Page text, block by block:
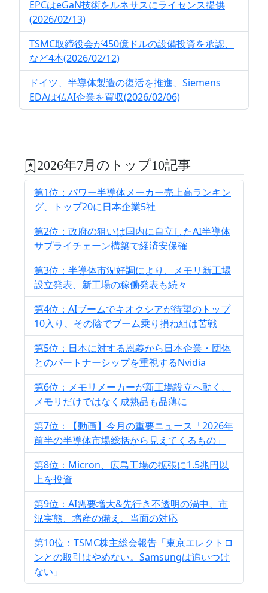
EPCはeGaN技術をルネサスにライセンス提供
(2026/02/13)
TSMC取締役会が450億ドルの設備投資を承認、
など4本(2026/02/12)
ドイツ、半導体製造の復活を推進、Siemens
EDAは仏AI企業を買収(2026/02/06)
2026年7月のトップ10記事
第1位：パワー半導体メーカー売上高ランキン
グ、トップ20に日本企業5社
第2位：政府の狙いは国内に自立したAI半導体
サプライチェーン構築で経済安保確
第3位：半導体市況好調により、メモリ新工場
設立発表、新工場の稼働発表も続々
第4位：AIブームでキオクシアが待望のトップ
10入り、その陰でブーム乗り損ね組は苦戦
第5位：日本に対する恩義から日本企業・団体
とのパートナーシップを重視するNvidia
第6位：メモリメーカーが新工場設立へ動く、
メモリだけではなく成熟品も品薄に
第7位：【動画】今月の重要ニュース「2026年
前半の半導体市場総括から見えてくるもの」
第8位：Micron、広島工場の拡張に1.5兆円以
上を投資
第9位：AI需要増大&先行き不透明の渦中、市
況実態、増産の備え、当面の対応
第10位：TSMC株主総会報告「東京エレクトロ
ンとの取引はやめない。Samsungは追いつけ
ない」